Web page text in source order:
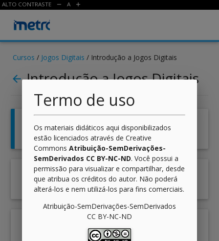
Termo de uso
Os materiais didáticos aqui disponibilizados
estão licenciados através de Creative
Commons Atribuição-SemDerivações-
SemDerivados CC BY-NC-ND. Você possui a
permissão para visualizar e compartilhar, desde
que atribua os créditos do autor. Não poderá
alterá-los e nem utilizá-los para fins comerciais.
Atribuição-SemDerivações-SemDerivados
CC BY-NC-ND
ALTO CONTRASTE remove A add
Cursos / Jogos Digitais / Introdução a Jogos Digitais
arrow_backIntrodução a Jogos Digitais
0 Informações
1 Histórico dos Jogos Digitais
Taxonomia para Jogos